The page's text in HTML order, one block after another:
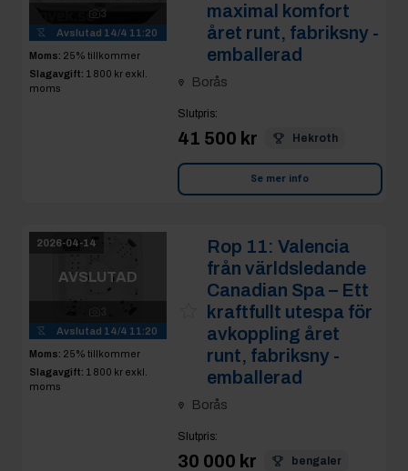
3
Avslutad 14/4 11:20
Moms: 25% tillkommer
Slagavgift: 1 800 kr exkl.
moms
maximal komfort
året runt, fabriksny -
emballerad
Borås
Slutpris:
41 500 kr Hekroth
Se mer info
2026-04-14
AVSLUTAD
Avslutad 14/4 11:20
Moms: 25% tillkommer
Slagavgift: 1 800 kr exkl.
moms
Rop 11: Valencia
från världsledande
Canadian Spa – Ett
kraftfullt utespa för
avkoppling året
runt, fabriksny -
emballerad
Borås
Slutpris:
30 000 kr bengaler